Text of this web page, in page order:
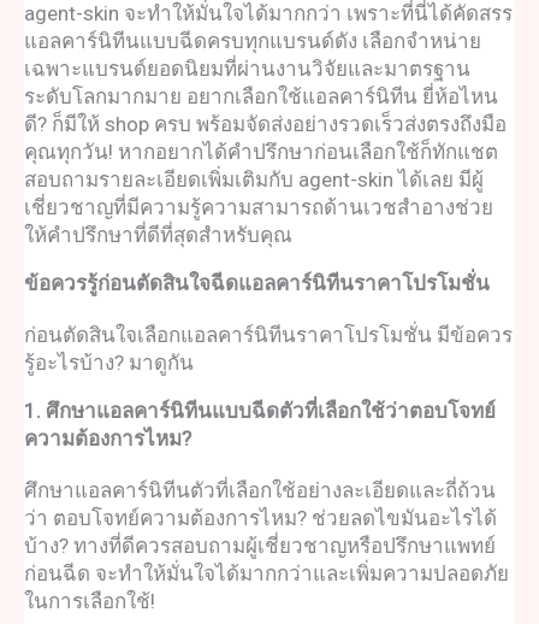
agent-skin จะทำให้มั่นใจได้มากกว่า เพราะที่นี่ได้คัดสรร
แอลคาร์นิทีนแบบฉีดครบทุกแบรนด์ดัง เลือกจำหน่าย
เฉพาะแบรนด์ยอดนิยมที่ผ่านงานวิจัยและมาตรฐาน
ระดับโลกมากมาย อยากเลือกใช้แอลคาร์นิทีน ยี่ห้อไหน
ดี? ก็มีให้ shop ครบ พร้อมจัดส่งอย่างรวดเร็วส่งตรงถึงมือ
คุณทุกวัน! หากอยากได้คำปรึกษาก่อนเลือกใช้ก็ทักแชต
สอบถามรายละเอียดเพิ่มเติมกับ agent-skin ได้เลย มีผู้
เชี่ยวชาญที่มีความรู้ความสามารถด้านเวชสำอางช่วย
ให้คำปรึกษาที่ดีที่สุดสำหรับคุณ
ข้อควรรู้ก่อนตัดสินใจฉีดแอลคาร์นิทีนราคาโปรโมชั่น
ก่อนตัดสินใจเลือกแอลคาร์นิทีนราคาโปรโมชั่น มีข้อควร
รู้อะไรบ้าง? มาดูกัน
1. ศึกษาแอลคาร์นิทีนแบบฉีดตัวที่เลือกใช้ว่าตอบโจทย์
ความต้องการไหม?
ศึกษาแอลคาร์นิทีนตัวที่เลือกใช้อย่างละเอียดและถี่ถ้วน
ว่า ตอบโจทย์ความต้องการไหม? ช่วยลดไขมันอะไรได้
บ้าง? ทางที่ดีควรสอบถามผู้เชี่ยวชาญหรือปรึกษาแพทย์
ก่อนฉีด จะทำให้มั่นใจได้มากกว่าและเพิ่มความปลอดภัย
ในการเลือกใช้!